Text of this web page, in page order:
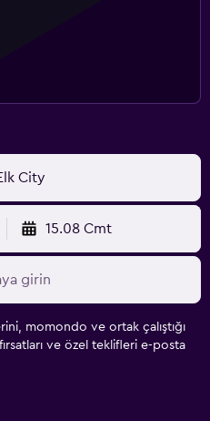
City
15.08 Cmt
momondo ve ortak çalıştığı
ve özel teklifleri e-posta